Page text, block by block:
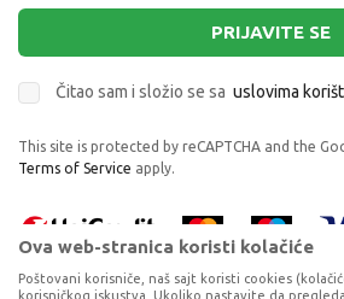
PRIJAVITE SE
Čitao sam i složio se sa uslovima
This site is protected by reCAPTCHA and the
Terms of Service apply.
Ova web-stranica koristi kolačiće
Poštovani korisniče, naš sajt koristi cookies
korisničkog iskustva. Ukoliko nastavite da